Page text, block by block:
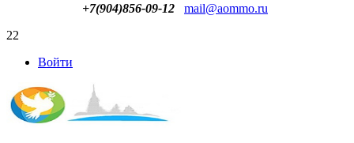
+7(904)856-09-12
mail@aommo.ru
22
Войти